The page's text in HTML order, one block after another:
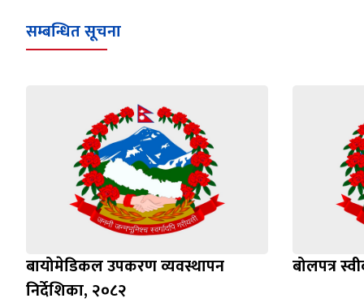
सम्बन्धित सूचना
बायोमेडिकल उपकरण व्यवस्थापन
निर्देशिका, २०८२
बोलपत्र